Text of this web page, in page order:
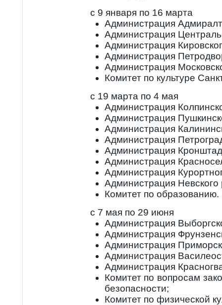
с 9 января по 16 марта
Администрация
Администрация
Администрация
Администрация
Администрация
Комитет по культуре
с 19 марта по 4 мая
Администрация
Администрация
Администрация
Администрация
Администрация
Администрация
Администрация
Администрация Невского
Комитет по образованию.
с 7 мая по 29 июня
Администрация
Администрация
Администрация
Администрация
Администрация
Комитет по вопросам
безопасности;
Комитет по физической